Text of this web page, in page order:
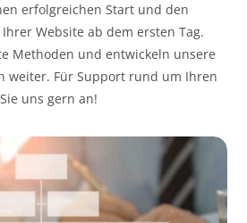
erfolgreichen Start und den
Website ab dem ersten Tag.
Methoden und entwickeln unsere
weiter. Für Support rund um Ihren
uns gern an!